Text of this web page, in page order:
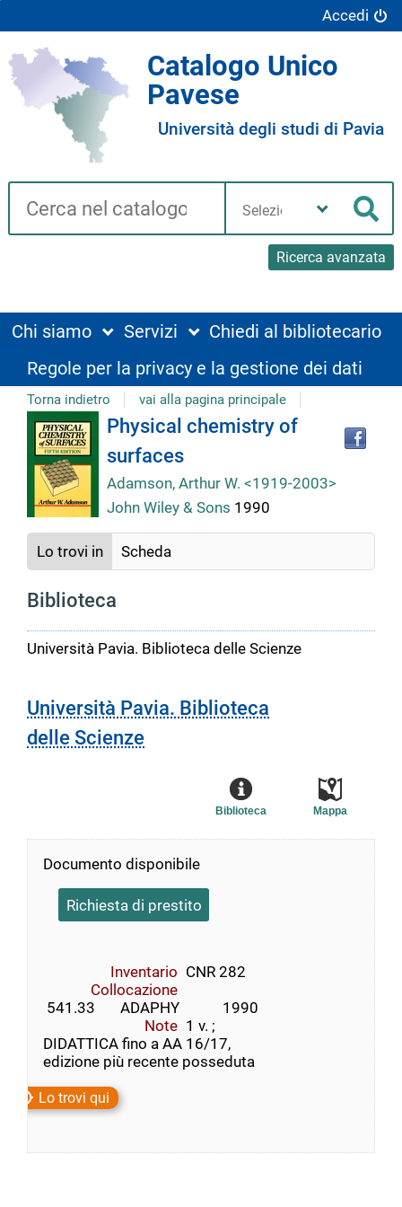
Accedi
Catalogo Unico
Pavese
Università degli studi di Pavia
Cerca su "Catalogo"
Ricerca avanzata
biblioteca
Chi siamo Servizi
Chiedi al bibliotecario
Regole per la privacy e la gestione dei dati
Torna indietro vai alla pagina principale
Dettaglio
del
documento
Physical chemistry of
surfaces
Adamson, Arthur W. <1919-2003>
John Wiley & Sons 1990
Lo trovi in Scheda
Biblioteca
Università Pavia. Biblioteca delle Scienze
Università Pavia. Biblioteca
delle Scienze
Mappa
Biblioteca
Documento disponibile
Richiesta di prestito
Inventario CNR 282
Collocazione
541.33       ADAPHY            1990
Note 1 v. ;
DIDATTICA fino a AA 16/17,
edizione più recente posseduta
Lo trovi qui